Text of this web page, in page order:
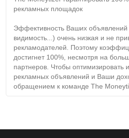
рекламных площадок
Эффективность Ваших объявлений
видимость...) очень низкая и не
рекламодателей. Поэтому
достигнет 100%, несмотря на
партнеров. Чтобы оптимизировать
рекламных объявлений и Ваши
обращением к команде The